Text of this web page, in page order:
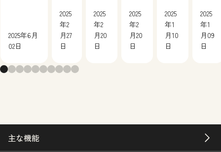
2025年6月
02日
2025
年2
月27
日
2025
年2
月20
日
2025
年2
月20
日
2025
年1
月10
日
2025
年1
月09
日
主な機能